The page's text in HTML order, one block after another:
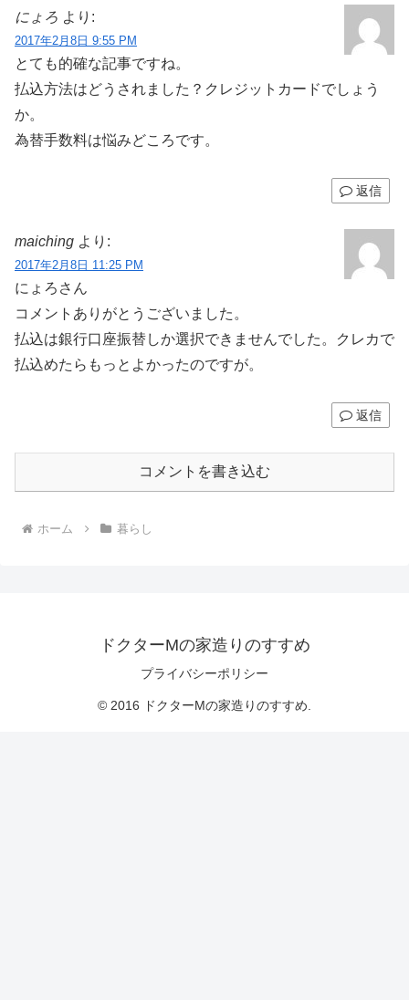
にょろ より:
2017年2月8日 9:55 PM
とても的確な記事ですね。
払込方法はどうされました？クレジットカードでしょう
か。
為替手数料は悩みどころです。
返信
maiching より:
2017年2月8日 11:25 PM
にょろさん
コメントありがとうございました。
払込は銀行口座振替しか選択できませんでした。クレカで
払込めたらもっとよかったのですが。
返信
コメントを書き込む
ホーム 暮らし
ドクターMの家造りのすすめ
プライバシーポリシー
© 2016 ドクターMの家造りのすすめ.